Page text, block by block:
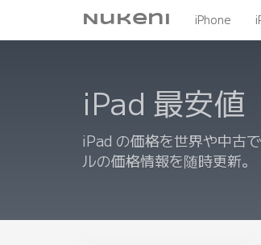
Nukeni iPhone
iPad 最安値
iPad の価格を世界や中古
ルの価格情報を随時更新。